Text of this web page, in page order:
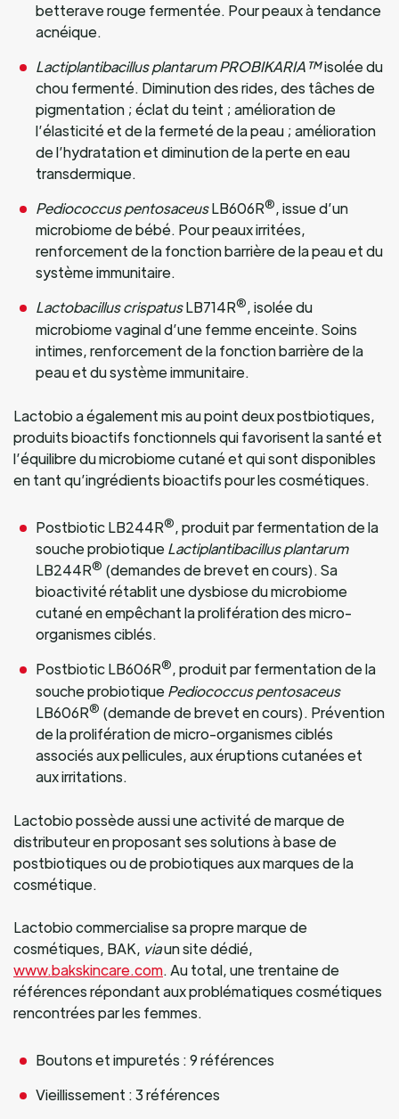
betterave rouge fermentée. Pour peaux à tendance
acnéique.
Lactiplantibacillus plantarumPROBIKARIA™isolée du
chou fermenté. Diminution des rides, des tâches de
pigmentation ; éclat du teint ; amélioration de
l’élasticité et de la fermeté de la peau ; amélioration
de l’hydratation et diminution de la perte en eau
transdermique.
Pediococcus pentosaceusLB606R®, issue d’un
microbiome de bébé. Pour peaux irritées,
renforcement de la fonction barrière de la peau et du
système immunitaire.
Lactobacillus crispatusLB714R®, isolée du
microbiome vaginal d’une femme enceinte. Soins
intimes,renforcement de la fonction barrière de la
peau et du système immunitaire.
Lactobio a également mis au point deux postbiotiques,
produits bioactifs fonctionnels qui favorisent la santé et
l’équilibre du microbiome cutané et qui sont disponibles
en tant qu’ingrédients bioactifs pour les cosmétiques.
Postbiotic LB244R®, produit par fermentation de la
souche probiotiqueLactiplantibacillus plantarum
LB244R® (demandes de brevet en cours). Sa
bioactivité rétablit une dysbiose du microbiome
cutané en empêchant la prolifération des micro-
organismes ciblés.
Postbiotic LB606R®, produit par fermentation de la
souche probiotiquePediococcus pentosaceus
LB606R® (demande de brevet en cours). Prévention
de la prolifération de micro-organismes ciblés
associés aux pellicules, aux éruptions cutanées et
aux irritations.
Lactobio possède aussi une activité de marque de
distributeur en proposant ses solutions à base de
postbiotiques ou de probiotiques aux marques de la
cosmétique.
Lactobio commercialise sa propre marque de
cosmétiques, BAK, viaun site dédié,
www.bakskincare.com. Au total, une trentaine de
références répondant aux problématiques cosmétiques
rencontrées par les femmes.
Boutons et impuretés : 9 références
Vieillissement : 3 références